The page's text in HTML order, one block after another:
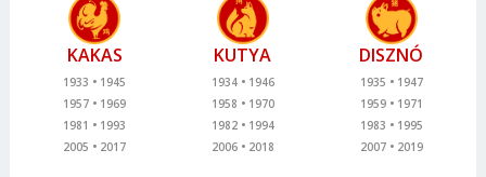
KAKAS
1933
1945
1957
1969
1981
1993
2005
2017
KUTYA
1934
1946
1958
1970
1982
1994
2006
2018
DISZNÓ
1935
1947
1959
1971
1983
1995
2007
2019